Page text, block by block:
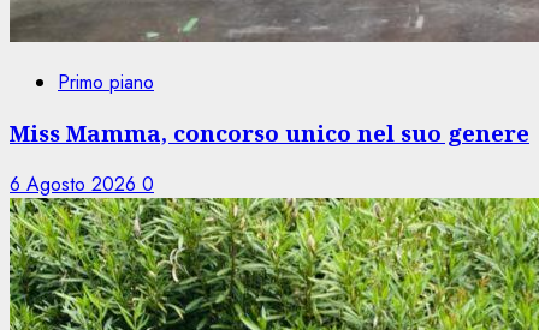
Primo piano
Miss Mamma, concorso unico nel suo genere
6 Agosto 2026 0